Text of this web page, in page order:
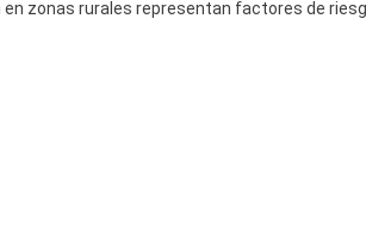
zonas rurales representan factores de